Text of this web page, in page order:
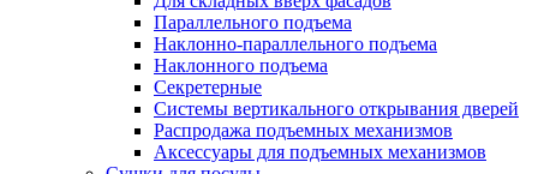
Параллельного подъема
Наклонно-параллельного подъема
Наклонного подъема
Секретерные
Системы вертикального открывания дверей
Распродажа подъемных механизмов
Аксессуары для подъемных механизмов